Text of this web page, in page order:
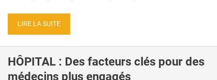
LIRE LA SUITE
HÔPITAL : Des facteurs clés pour des
médecins plus engagés